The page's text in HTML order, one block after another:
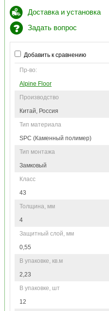
Доставка и установка
Задать вопрос
Добавить к сравнению
Пр-во:
Alpine Floor
Производство
Китай, Россия
Тип материала
SPC (Каменный полимер)
Тип монтажа
Замковый
Класс
43
Толщина, мм
4
Защитный слой, мм
0,55
В упаковке, кв.м
2,23
В упаковке, шт
12